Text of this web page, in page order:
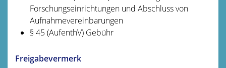
Forschungseinrichtungen und Abschluss von
Aufnahmevereinbarungen
§ 45 (AufenthV) Gebühr
Freigabevermerk